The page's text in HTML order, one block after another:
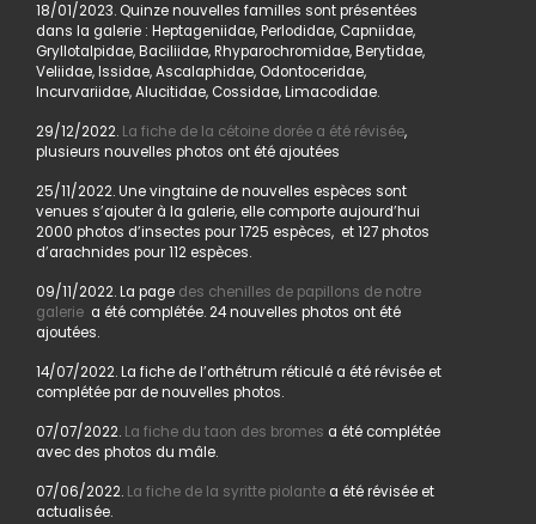
18/01/2023. Quinze nouvelles familles sont présentées
dans la galerie : Heptageniidae, Perlodidae, Capniidae,
Gryllotalpidae, Baciliidae, Rhyparochromidae, Berytidae,
Veliidae, Issidae, Ascalaphidae, Odontoceridae,
Incurvariidae, Alucitidae, Cossidae, Limacodidae.
29/12/2022. La fiche de la cétoine dorée a été révisée,
plusieurs nouvelles photos ont été ajoutées
25/11/2022. Une vingtaine de nouvelles espèces sont
venues s’ajouter à la galerie, elle comporte aujourd’hui
2000 photos d’insectes pour 1725 espèces, et 127 photos
d’arachnides pour 112 espèces.
09/11/2022. La page des chenilles de papillons de notre
galerie a été complétée. 24 nouvelles photos ont été
ajoutées.
14/07/2022. La fiche de l’orthétrum réticulé a été révisée et
complétée par de nouvelles photos.
07/07/2022. La fiche du taon des bromes a été complétée
avec des photos du mâle.
07/06/2022. La fiche de la syritte piolantea été révisée et
actualisée.